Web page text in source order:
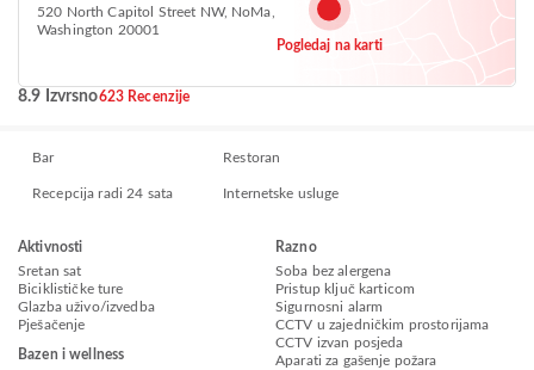
520 North Capitol Street NW, NoMa,
Washington 20001
Pogledaj na karti
8.9 Izvrsno623 Recenzije
Bar Restoran
Recepcija radi 24 sata Internetske usluge
Aktivnosti
Sretan sat
Biciklističke ture
Glazba uživo/izvedba
Pješačenje
Bazen i wellness
Razno
Soba bez alergena
Pristup ključ karticom
Sigurnosni alarm
CCTV u zajedničkim prostorijama
CCTV izvan posjeda
Aparati za gašenje požara